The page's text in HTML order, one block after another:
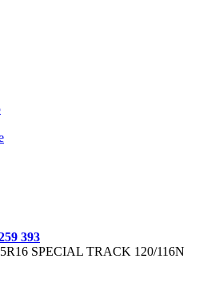
393
SPECIAL TRACK 120/116N